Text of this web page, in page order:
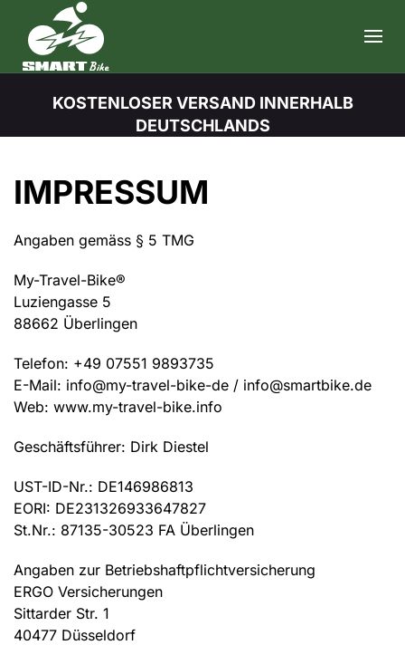
Skip to main content
KOSTENLOSER VERSAND INNERHALB
DEUTSCHLANDS
IMPRESSUM
Angaben gemäss § 5 TMG
My-Travel-Bike®
Luziengasse 5
88662 Überlingen
Telefon: +49 07551 9893735
E-Mail: info@my-travel-bike-de / info@smartbike.de
Web: www.my-travel-bike.info
Geschäftsführer: Dirk Diestel
UST-ID-Nr.: DE146986813
EORI: DE231326933647827
St.Nr.: 87135-30523 FA Überlingen
Angaben zur Betriebshaftpflichtversicherung
ERGO Versicherungen
Sittarder Str. 1
40477 Düsseldorf